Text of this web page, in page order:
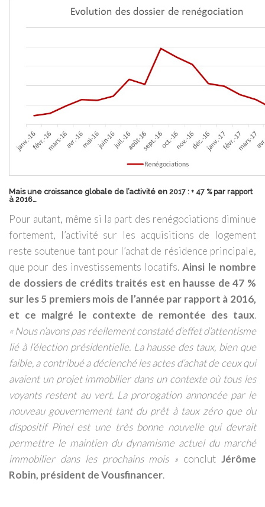
Mais une croissance globale de l’activité en 2017 : + 47 % par rapport
à 2016…
Pour autant, même si la part des renégociations diminue
fortement, l’activité sur les acquisitions de logement
reste soutenue tant pour l’achat de résidence principale,
que pour des investissements locatifs.Ainsi le nombre
de dossiers de crédits traités est en hausse de 47 %
sur les 5 premiers mois de l’année par rapport à 2016,
et ce malgré le contexte de remontée des taux.
« Nous n’avons pas réellement constaté d’effet d’attentisme
lié à l’élection présidentielle. La hausse des taux, bien que
faible, a contribué a déclenché les actes d’achat de ceux qui
avaient un projet immobilier dans un contexte où tous les
voyants restent au vert. La prorogation annoncée par le
nouveau gouvernement tant du prêt à taux zéro que du
dispositif Pinel est une très bonne nouvelle qui devrait
permettre le maintien du dynamisme actuel du marché
immobilier dans les prochains mois» conclutJérôme
Robin, président de Vousfinancer.